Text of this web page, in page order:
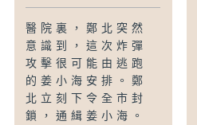
醫院裏，鄭北突然
意識到，這次炸彈
攻擊很可能由逃跑
的姜小海安排。鄭
北立刻下令全市封
鎖，通緝姜小海。